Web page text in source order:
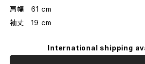
肩幅 61 cm
袖丈 19 cm
International shipping